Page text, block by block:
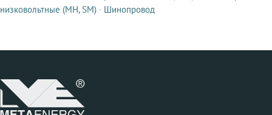
низковольтные (МН, SM) · Шинопровод